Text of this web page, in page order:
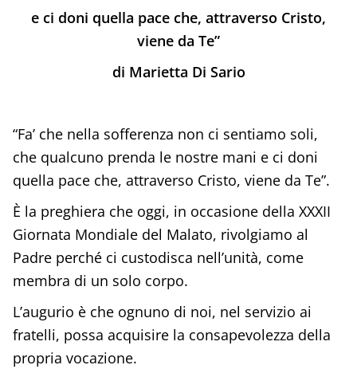
e ci doni quella pace che, attraverso Cristo,
viene da Te”
di Marietta Di Sario
“Fa’ che nella sofferenza non ci sentiamo soli,
che qualcuno prenda le nostre mani e ci doni
quella pace che, attraverso Cristo, viene da Te”.
È la preghiera che oggi, in occasione della XXXII
Giornata Mondiale del Malato, rivolgiamo al
Padre perché ci custodisca nell’unità, come
membra di un solo corpo.
L’augurio è che ognuno di noi, nel servizio ai
fratelli, possa acquisire la consapevolezza della
propria vocazione.